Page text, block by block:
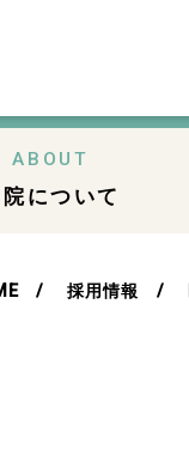
ABOUT
について
採用情報